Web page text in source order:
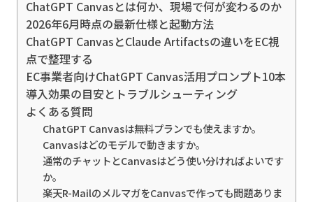
ChatGPT Canvasとは何か、現場で何が変わるのか
2026年6月時点の最新仕様と起動方法
ChatGPT CanvasとClaude Artifactsの違いをEC視
点で整理する
EC事業者向けChatGPT Canvas活用プロンプト10本
導入効果の目安とトラブルシューティング
よくある質問
ChatGPT Canvasは無料プランでも使えますか。
Canvasはどのモデルで動きますか。
通常のチャットとCanvasはどう使い分ければよいです
か。
楽天R-MailのメルマガをCanvasで作っても問題ありま